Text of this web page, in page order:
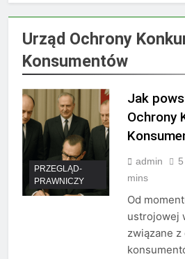
Urząd Ochrony
Konsumentów
PRZEGLĄD-
PRAWNICZY
Jak
Ochrony
admin
mins
Od
ustrojowej
związane